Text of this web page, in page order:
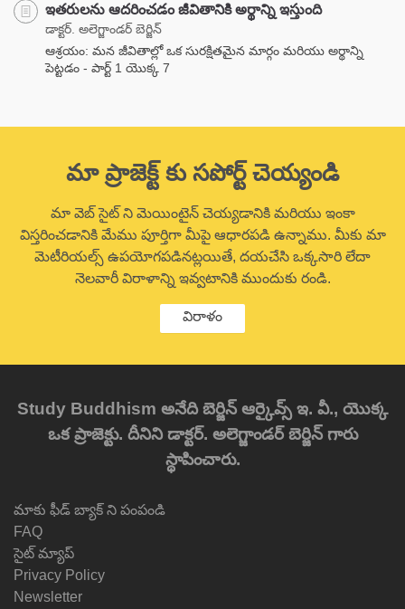
ఇతరులను ఆదరించడం జీవితానికి అర్థాన్ని ఇస్తుంది
డాక్టర్. అలెగ్జాండర్ బెర్జిన్
ఆశ్రయం: మన జీవితాల్లో ఒక సురక్షితమైన మార్గం మరియు అర్థాన్ని
పెట్టడం - పార్ట్ 1 యొక్క 7
మా ప్రాజెక్ట్ కు సపోర్ట్ చెయ్యండి
మా వెబ్ సైట్ ని మెయింటైన్ చెయ్యడానికి మరియు ఇంకా
విస్తరించడానికి మేము పూర్తిగా మీపై ఆధారపడి ఉన్నాము. మీకు మా
మెటీరియల్స్ ఉపయోగపడినట్లయితే, దయచేసి ఒక్కసారి లేదా
నెలవారీ విరాళాన్ని ఇవ్వటానికి ముందుకు రండి.
విరాళం
Study Buddhism అనేది బెర్జిన్ ఆర్కైవ్స్ ఇ. వీ., యొక్క
ఒక ప్రాజెక్టు. దీనిని డాక్టర్. అలెగ్జాండర్ బెర్జిన్ గారు
స్థాపించారు.
మాకు ఫీడ్ బ్యాక్ ని పంపండి
FAQ
సైట్ మ్యాప్
Privacy Policy
Newsletter